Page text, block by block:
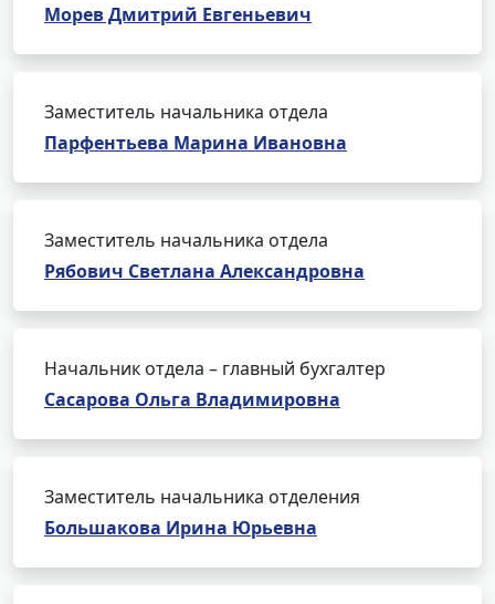
Морев Дмитрий Евгеньевич
Заместитель начальника отдела
Парфентьева Марина Ивановна
Заместитель начальника отдела
Рябович Светлана Александровна
Начальник отдела – главный бухгалтер
Сасарова Ольга Владимировна
Заместитель начальника отделения
Большакова Ирина Юрьевна